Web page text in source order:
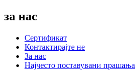
за нас
Сертификат
Контактирајте не
За нас
Најчесто поставувани прашања